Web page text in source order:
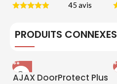
45 avis
PRODUITS CONNEXES
AJAX DoorProtect Plus